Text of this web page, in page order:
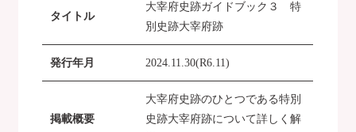
タイトル
大宰府史跡ガイドブック３ 特
別史跡大宰府跡
発行年月 2024.11.30(R6.11)
掲載概要
大宰府史跡のひとつである特別
史跡大宰府跡について詳しく解